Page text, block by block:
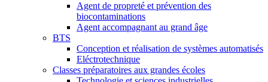
Agent de propreté et prévention des
biocontaminations
Agent accompagnant au grand âge
BTS
Conception et réalisation de systèmes automatisés
Eléctrotechnique
Classes préparatoires aux grandes écoles